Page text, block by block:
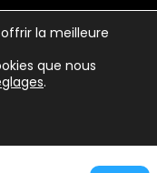
la meilleure
que nous
.
cookies GDPR